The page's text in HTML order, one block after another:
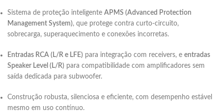
Sistema de proteção inteligente APMS (Advanced Protection
Management System), que protege contra curto-circuito,
sobrecarga, superaquecimento e conexões incorretas.
Entradas RCA (L/R e LFE) para integração com receivers, e entradas
Speaker Level (L/R) para compatibilidade com amplificadores sem
saída dedicada para subwoofer.
Construção robusta, silenciosa e eficiente, com desempenho estável
mesmo em uso contínuo.